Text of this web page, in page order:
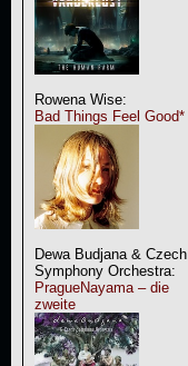
Rowena Wise:
Bad Things Feel Good*
Dewa Budjana & Czech
Symphony Orchestra:
PragueNayama – die
zweite